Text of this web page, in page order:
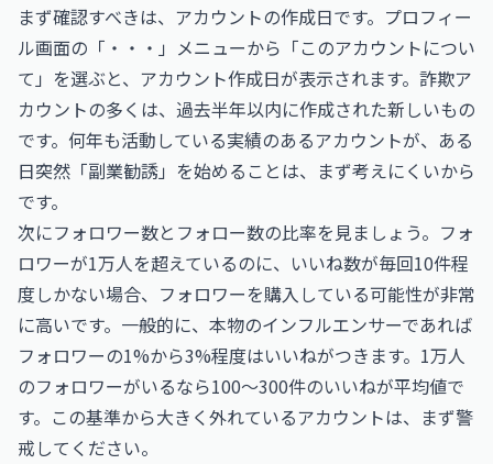
まず確認すべきは、アカウントの作成日です。プロフィー
ル画面の「・・・」メニューから「このアカウントについ
て」を選ぶと、アカウント作成日が表示されます。詐欺ア
カウントの多くは、過去半年以内に作成された新しいもの
です。何年も活動している実績のあるアカウントが、ある
日突然「副業勧誘」を始めることは、まず考えにくいから
です。
次にフォロワー数とフォロー数の比率を見ましょう。フォ
ロワーが1万人を超えているのに、いいね数が毎回10件程
度しかない場合、フォロワーを購入している可能性が非常
に高いです。一般的に、本物のインフルエンサーであれば
フォロワーの1%から3%程度はいいねがつきます。1万人
のフォロワーがいるなら100〜300件のいいねが平均値で
す。この基準から大きく外れているアカウントは、まず警
戒してください。